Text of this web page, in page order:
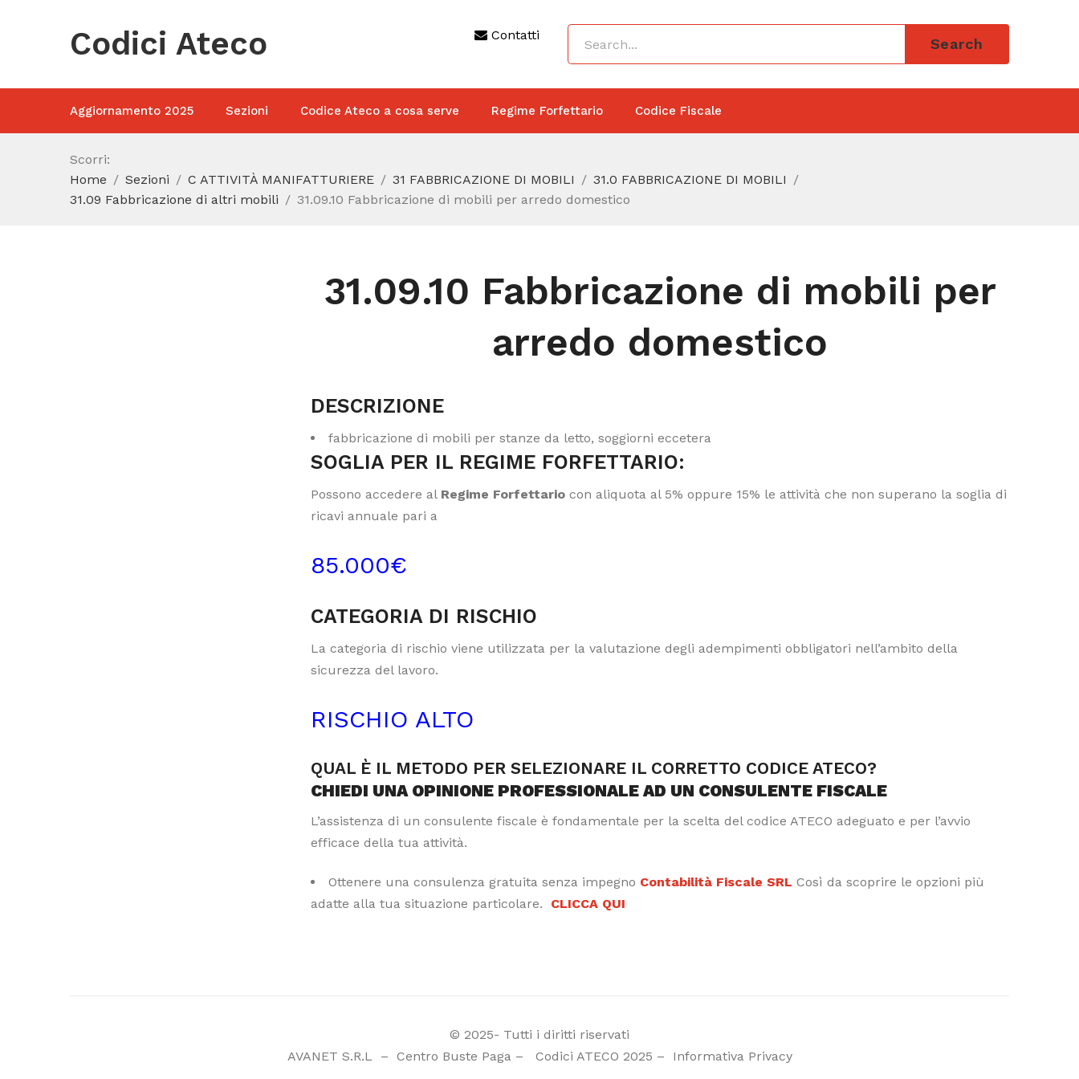
Codici Ateco Contatti
Search
Aggiornamento 2025 Sezioni Codice Ateco a cosa serve Regime Forfettario Codice Fiscale
Scorri:
Home
Sezioni C ATTIVITÀ MANIFATTURIERE 31 FABBRICAZIONE DI MOBILI
31.0 FABBRICAZIONE DI MOBILI
31.09 Fabbricazione di altri mobili
31.09.10 Fabbricazione di mobili per arredo domestico
31.09.10 Fabbricazione di mobili per
arredo domestico
DESCRIZIONE
fabbricazione di mobili per stanze da letto, soggiorni eccetera
SOGLIA PER IL REGIME FORFETTARIO:
Possono accedere al Regime Forfettario con aliquota al 5% oppure 15% le attività che non superano la soglia di
ricavi annuale pari a
85.000€
CATEGORIA DI RISCHIO
La categoria di rischio viene utilizzata per la valutazione degli adempimenti obbligatori nell’ambito della
sicurezza del lavoro.
RISCHIO ALTO
QUAL È IL METODO PER SELEZIONARE IL CORRETTO CODICE ATECO?
CHIEDI UNA OPINIONE PROFESSIONALE AD UN CONSULENTE FISCALE
L’assistenza di un consulente fiscale è fondamentale per la scelta del codice ATECO adeguato e per l’avvio
efficace della tua attività.
Ottenere una consulenza gratuita senza impegno Contabilità Fiscale SRL Così da scoprire le opzioni più
adatte alla tua situazione particolare. CLICCA QUI
© 2025- Tutti i diritti riservati
AVANET S.R.L
– Centro Buste Paga– Codici ATECO 2025 – Informativa Privacy